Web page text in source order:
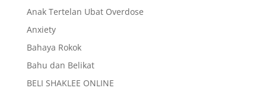
Anak Tertelan Ubat Overdose
Anxiety
Bahaya Rokok
Bahu dan Belikat
BELI SHAKLEE ONLINE